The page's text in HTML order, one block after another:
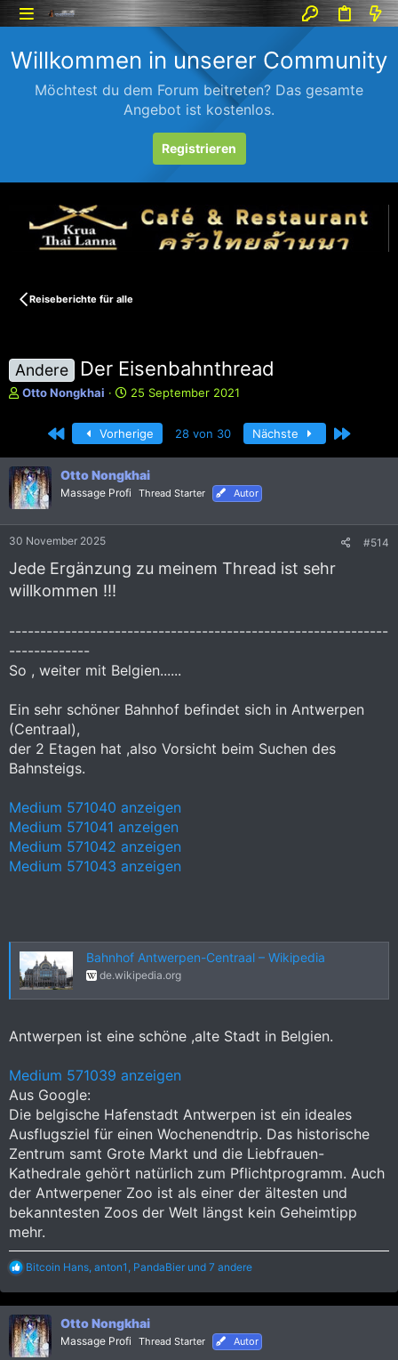
Willkommen in unserer Community
Möchtest du dem Forum beitreten? Das gesamte
Angebot ist kostenlos.
Registrieren
Reiseberichte für alle
Andere Der Eisenbahnthread
E
e
l
l
e
Otto Nongkhai
E
s
t
e
l
l
25 September 2021
Erste Vorherige 28 von 30 Nächste Letzte
Otto Nongkhai
Massage Profi Thread Starter Autor
30 November 2025 #514
Jede Ergänzung zu meinem Thread ist sehr
willkommen !!!
-------------------------------------------------------------
-------------
So , weiter mit Belgien......
Ein sehr schöner Bahnhof befindet sich in Antwerpen
(Centraal),
der 2 Etagen hat ,also Vorsicht beim Suchen des
Bahnsteigs.
Medium 571040 anzeigen
Medium 571041 anzeigen
Medium 571042 anzeigen
Medium 571043 anzeigen
Bahnhof Antwerpen-Centraal – Wikipedia
de.wikipedia.org
Antwerpen ist eine schöne ,alte Stadt in Belgien.
Medium 571039 anzeigen
Aus Google:
Die belgische Hafenstadt Antwerpen ist ein ideales
Ausflugsziel für einen Wochenendtrip. Das historische
Zentrum samt Grote Markt und die Liebfrauen-
Kathedrale gehört natürlich zum Pflichtprogramm. Auch
der Antwerpener Zoo ist als einer der ältesten und
bekanntesten Zoos der Welt längst kein Geheimtipp
mehr.
R
a
k
t
i
o
Bitcoin Hans, anton1 , PandaBier und 7 andere
Otto Nongkhai
Massage Profi Thread Starter Autor